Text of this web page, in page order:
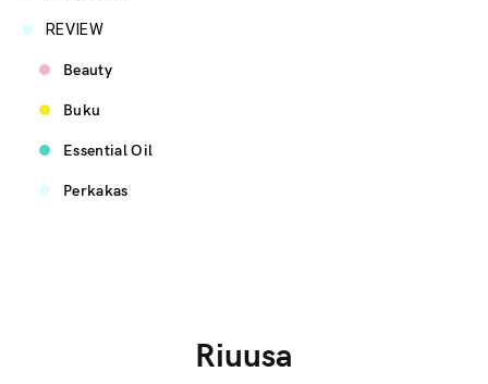
REVIEW
Beauty
Buku
Essential Oil
Perkakas
Riuusa